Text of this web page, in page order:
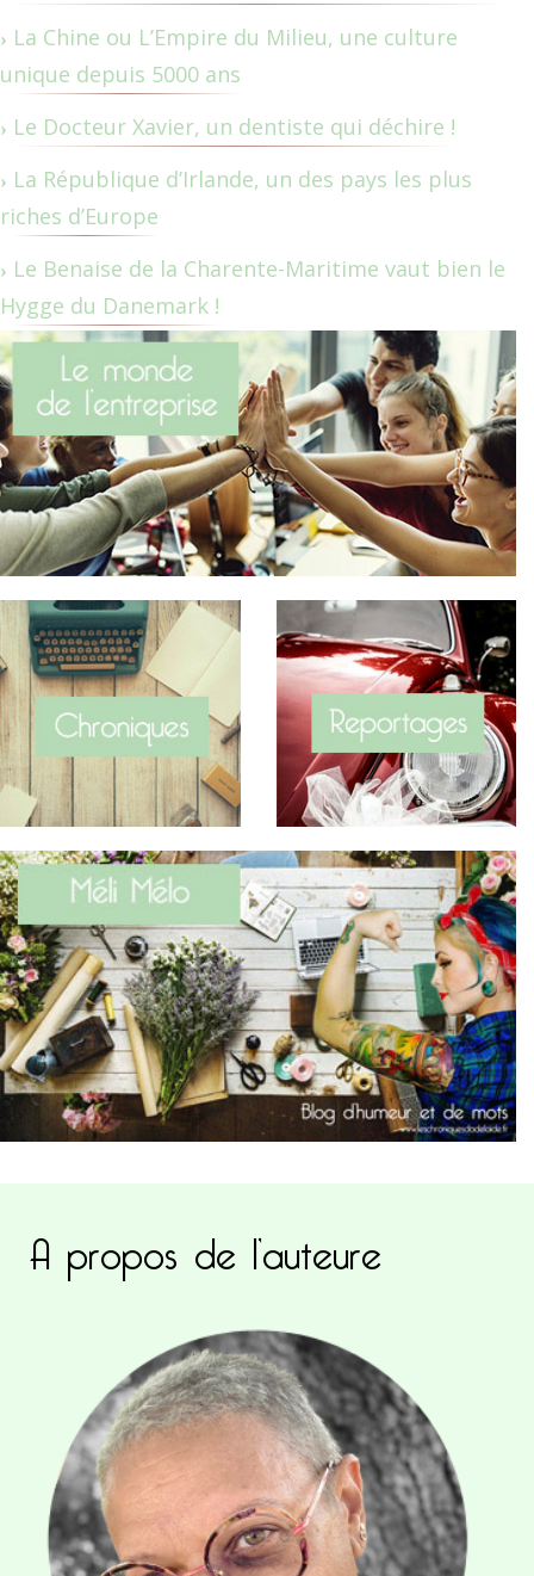
La Chine ou L’Empire du Milieu, une culture
unique depuis 5000 ans
Le Docteur Xavier, un dentiste qui déchire !
La République d’Irlande, un des pays les plus
riches d’Europe
Le Benaise de la Charente-Maritime vaut bien le
Hygge du Danemark !
A propos de l’auteure